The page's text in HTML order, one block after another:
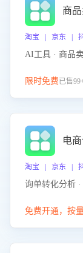
商
淘宝 | 京东 |
AI工具 · 商品
限时免费已售
电
淘宝 | 京东 |
询单转化分析
免费开通，按